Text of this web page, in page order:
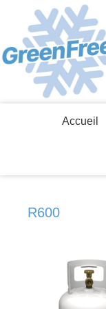
Accueil
R600